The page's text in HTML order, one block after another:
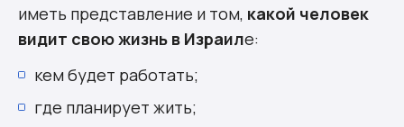
иметь представление и том, какой человек
видит свою жизнь в Израиле:
кем будет работать;
где планирует жить;